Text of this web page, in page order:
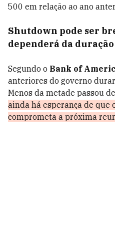
500 em relação ao ano
Shutdown pode ser
dependerá da duração
Segundo o Bank of
anteriores do governo
Menos da metade passou
ainda há esperança de que
comprometa a próxima